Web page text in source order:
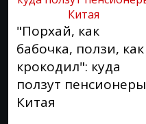
"Порхай, как
бабочка, ползи, как
крокодил": куда
ползут пенсионеры
Китая